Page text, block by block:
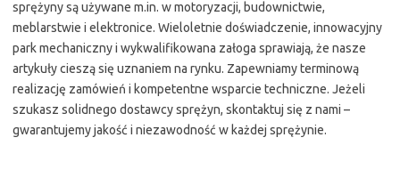
sprężyny są używane m.in. w motoryzacji, budownictwie,
meblarstwie i elektronice. Wieloletnie doświadczenie, innowacyjny
park mechaniczny i wykwalifikowana załoga sprawiają, że nasze
artykuły cieszą się uznaniem na rynku. Zapewniamy terminową
realizację zamówień i kompetentne wsparcie techniczne. Jeżeli
szukasz solidnego dostawcy sprężyn, skontaktuj się z nami –
gwarantujemy jakość i niezawodność w każdej sprężynie.